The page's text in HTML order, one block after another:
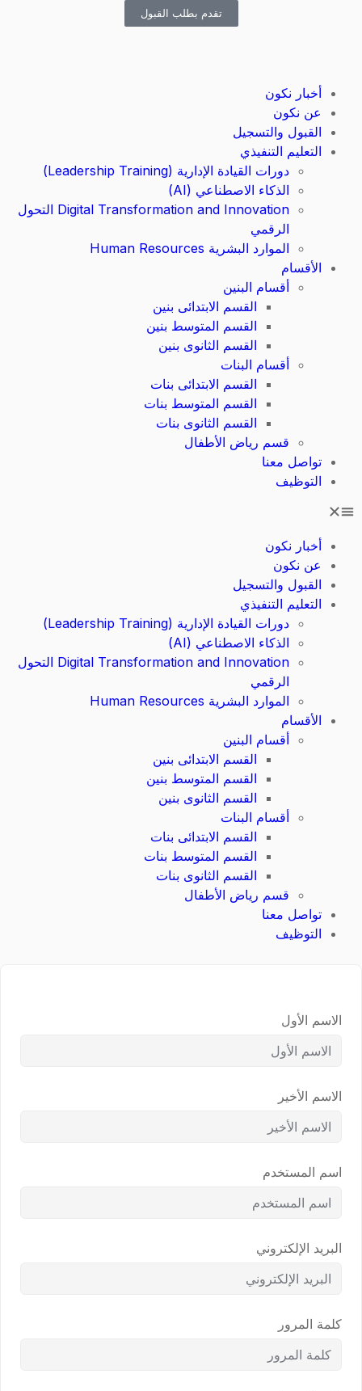
تقدم بطلب القبول
أخبار نكون
عن نكون
القبول والتسجيل
التعليم التنفيذي
دورات القيادة الإدارية (Leadership Training)
الذكاء الاصطناعي (AI)
Digital Transformation and Innovation التحول
الرقمي
الموارد البشرية Human Resources
الأقسام
أقسام البنين
القسم الابتدائى بنين
القسم المتوسط بنين
القسم الثانوى بنين
أقسام البنات
القسم الابتدائى بنات
القسم المتوسط بنات
القسم الثانوى بنات
قسم رياض الأطفال
تواصل معنا
التوظيف
أخبار نكون
عن نكون
القبول والتسجيل
التعليم التنفيذي
دورات القيادة الإدارية (Leadership Training)
الذكاء الاصطناعي (AI)
Digital Transformation and Innovation التحول
الرقمي
الموارد البشرية Human Resources
الأقسام
أقسام البنين
القسم الابتدائى بنين
القسم المتوسط بنين
القسم الثانوى بنين
أقسام البنات
القسم الابتدائى بنات
القسم المتوسط بنات
القسم الثانوى بنات
قسم رياض الأطفال
تواصل معنا
التوظيف
الاسم الأول
الاسم الأخير
اسم المستخدم
البريد الإلكتروني
كلمة المرور